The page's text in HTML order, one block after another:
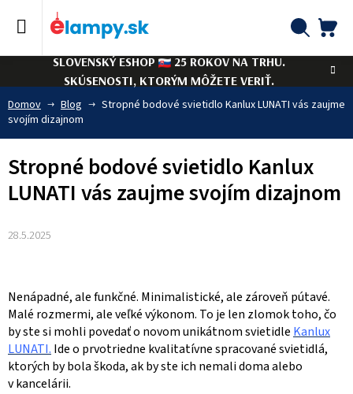
SLOVENSKÝ ESHOP
25 ROKOV NA TRHU.
SKÚSENOSTI, KTORÝM MÔŽETE VERIŤ.
Domov Blog
Stropné bodové svietidlo Kanlux LUNATI vás zaujme
svojím dizajnom
Stropné bodové svietidlo Kanlux
LUNATI vás zaujme svojím dizajnom
28.5.2025
Nenápadné, ale funkčné. Minimalistické, ale zároveň pútavé.
Malé rozmermi, ale veľké výkonom. To je len zlomok toho, čo
by ste si mohli povedať o novom unikátnom svietidle Kanlux
LUNATI. Ide o prvotriedne kvalitatívne spracované svietidlá,
ktorých by bola škoda, ak by ste ich nemali doma alebo
v kancelárii.